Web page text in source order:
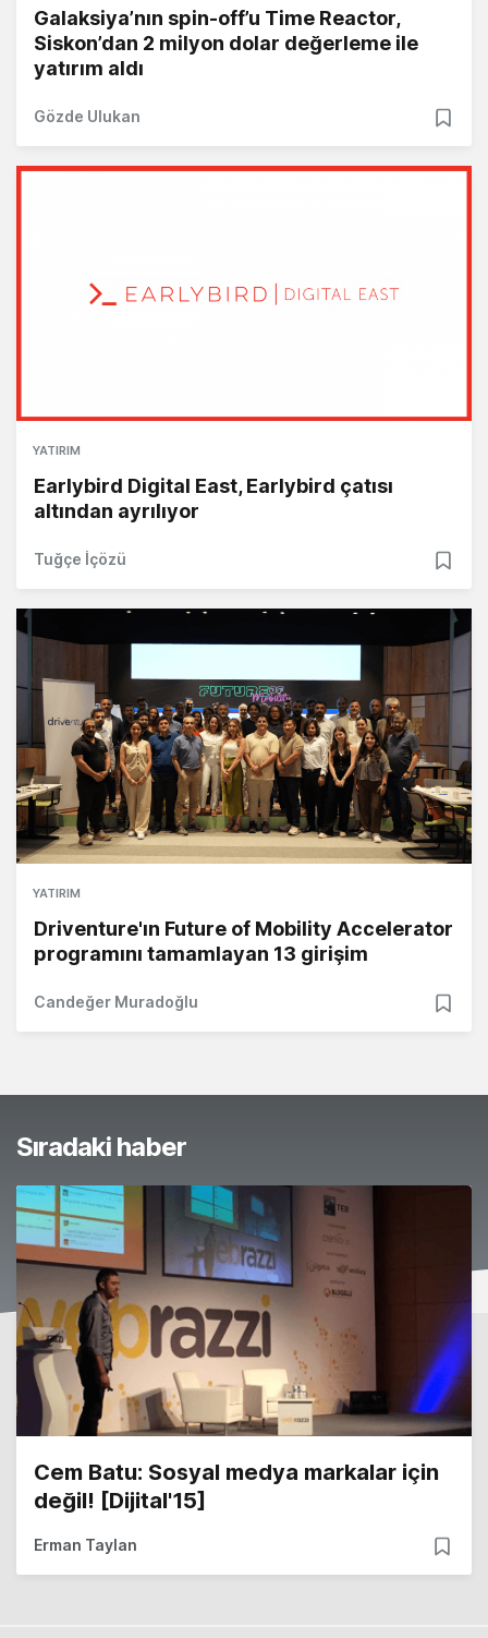
Galaksiya’nın spin-off’u Time Reactor,
Siskon’dan 2 milyon dolar değerleme ile
yatırım aldı
Gözde Ulukan
YATIRIM
Earlybird Digital East, Earlybird çatısı
altından ayrılıyor
Tuğçe İçözü
YATIRIM
Driventure'ın Future of Mobility Accelerator
programını tamamlayan 13 girişim
Candeğer Muradoğlu
Sıradaki haber
Cem Batu: Sosyal medya markalar için
değil! [Dijital'15]
Erman Taylan